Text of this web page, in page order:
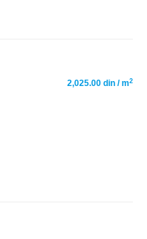
2,025.00 din / m2